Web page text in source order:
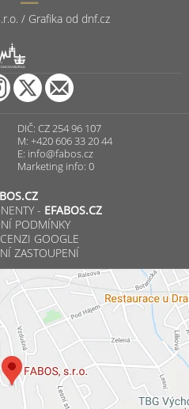
/ Grafika od dnf.cz
PUNCOVNÍ ÚŘAD
DIČ: CZ 254 96 107
M: +420 606 33 20 44
E: info@fabos.cz
Marketing info: 0
- EFABOS.CZ
PODMÍNKY
GOOGLE
ZASTOUPENÍ